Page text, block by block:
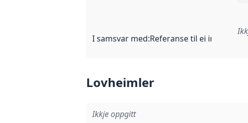
I samsvar med:Referanse til ei
Lovheimler
Ikkje oppgitt